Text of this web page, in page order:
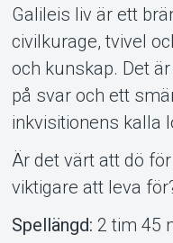
Galileis liv är ett
civilkurage, tvivel
och kunskap. Det
på svar och ett
inkvisitionens kalla
Är det värt att dö
viktigare att leva
Spellängd: 2 tim 45